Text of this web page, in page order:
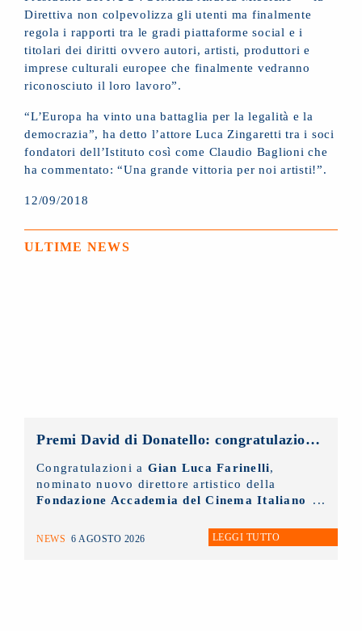
Direttiva non colpevolizza gli utenti ma finalmente
regola i rapporti tra le gradi piattaforme social e i
titolari dei diritti ovvero autori, artisti, produttori e
imprese culturali europee che finalmente vedranno
riconosciuto il loro lavoro”.
“L’Europa ha vinto una battaglia per la legalità e la
democrazia”, ha detto l’attore Luca Zingaretti tra i soci
fondatori dell’Istituto così come Claudio Baglioni che
ha commentato: “Una grande vittoria per noi artisti!”.
12/09/2018
ULTIME NEWS
Premi David di Donatello: congratulazioni al nuovo direttore artistico, Gian Luca Farinelli
Congratulazioni a Gian Luca Farinelli,
nominato nuovo direttore artistico della
Fondazione Accademia del Cinema Italiano
NUOVO IMAIEè socio sostenitore.
NEWS 6 AGOSTO 2026 LEGGI TUTTO